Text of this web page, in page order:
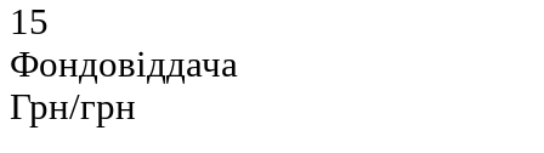
15
Фондовіддача
Грн/грн